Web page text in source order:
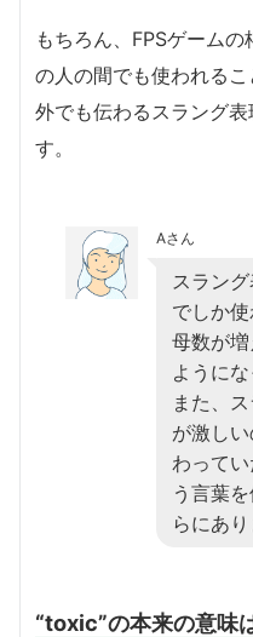
もちろん、FPSゲーム
の人の間でも使われる
外でも伝わるスラング
す。
Aさん
スラン
でしか使
母数が
ようにな
また、
が激し
わって
う言葉
らにあり
“toxic”の本来の意味